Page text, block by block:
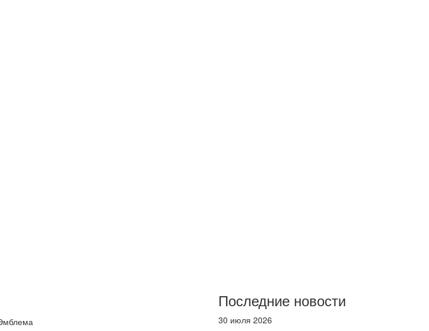
Последние новости
30 июля 2026